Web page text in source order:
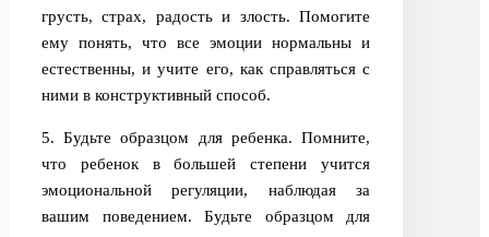
грусть, страх, радость и злость. Помогите
ему понять, что все эмоции нормальны и
естественны, и учите его, как справляться с
ними в конструктивный способ.
5. Будьте образцом для ребенка. Помните,
что ребенок в большей степени учится
эмоциональной регуляции, наблюдая за
вашим поведением. Будьте образцом для